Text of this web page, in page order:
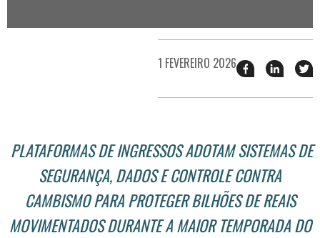
1 FEVEREIRO 2026 Compartilhar
esse
no
esse
no
PLATAFORMAS DE INGRESSOS ADOTAM SISTEMAS DE
SEGURANÇA, DADOS E CONTROLE CONTRA
CAMBISMO PARA PROTEGER BILHÕES DE REAIS
MOVIMENTADOS DURANTE A MAIOR TEMPORADA DO